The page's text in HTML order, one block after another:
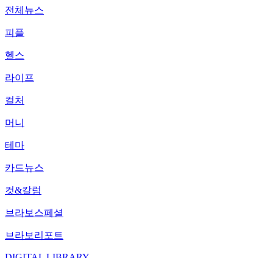
전체뉴스
피플
헬스
라이프
컬처
머니
테마
카드뉴스
컷&칼럼
브라보스페셜
브라보리포트